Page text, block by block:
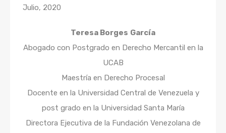
Julio, 2020
Teresa Borges García
Abogado con Postgrado en Derecho Mercantil en la
UCAB
Maestría en Derecho Procesal
Docente en la Universidad Central de Venezuela y
post grado en la Universidad Santa María
Directora Ejecutiva de la Fundación Venezolana de